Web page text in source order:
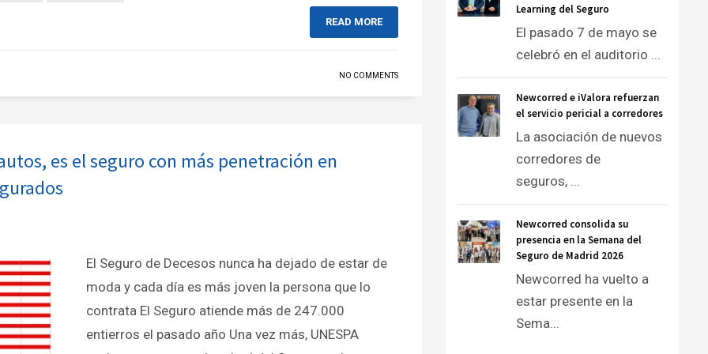
READ MORE
NO COMMENTS
es el seguro con más penetración en
El Seguro de Decesos nunca ha dejado de estar de
moda y cada día es más joven la persona que lo
contrata El Seguro atiende más de 247.000
entierros el pasado año Una vez más, UNESPA
Learning del Seguro
El pasado 7 de mayo se
celebró en el auditorio ...
Newcorred e iValora refuerzan
el servicio pericial a corredores
La asociación de nuevos
corredores de
seguros, ...
Newcorred consolida su
presencia en la Semana del
Seguro de Madrid 2026
Newcorred ha vuelto a
estar presente en la
Sema...